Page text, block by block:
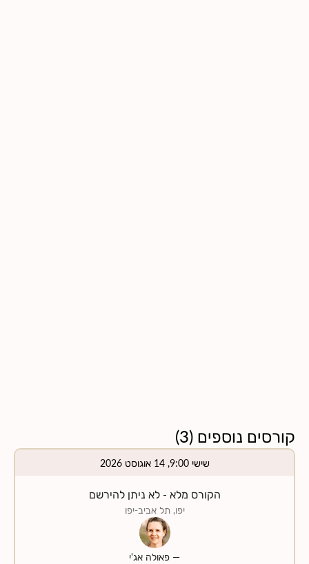
קורסים נוספים (
3
)
שישי 9:00, 14 אוגוסט 2026
הקורס מלא - לא ניתן להירשם
יפו, תל אביב-יפו
— פאולה אג'י